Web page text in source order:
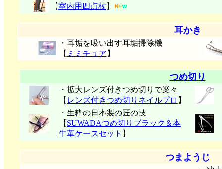
【室内用四点杖 】
耳かき
・耳垢を吸い出す耳垢掃除機
【 ミミチュア 】
つめ切り
・拡大レンズ付きつめ切りで楽々
【 レンズ付きつめ切りネイルプロ 】
・生粋の日本製の匠の技
【 SUWADAつめ切りブラック＆本
牛革ケースセット 】
つまようじ